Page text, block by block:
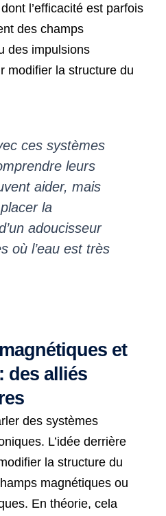
l’efficacité est parfois
des champs
des impulsions
modifier la structure du
ces systèmes
leurs
aider, mais
la
adoucisseur
où l’eau est très
et
des alliés
des systèmes
L’idée derrière
la structure du
magnétiques ou
En théorie, cela